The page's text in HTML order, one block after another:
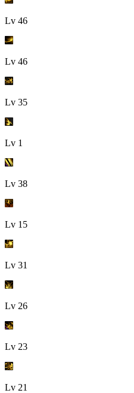
Lv 46
Lv 46
Lv 35
Lv 1
Lv 38
Lv 15
Lv 31
Lv 26
Lv 23
Lv 21